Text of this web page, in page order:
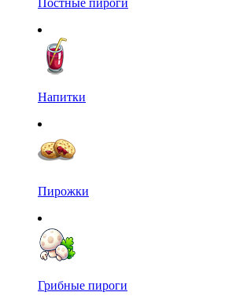
Напитки
Пирожки
Грибные пироги